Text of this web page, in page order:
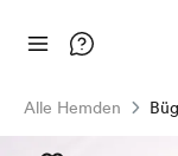
Alle Hemden